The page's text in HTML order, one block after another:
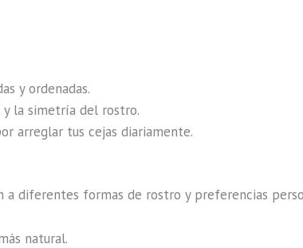
y ordenadas.
la simetría del rostro.
arreglar tus cejas diariamente.
a diferentes formas de rostro y preferencias
natural.